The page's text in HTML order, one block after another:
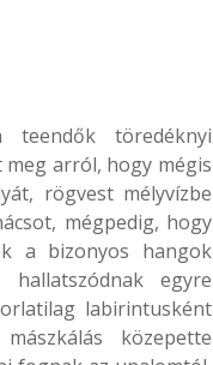
teendők töredéknyi
arról, hogy mégis
rögvest mélyvízbe
mégpedig, hogy
a bizonyos hangok
egyre
labirintusként
közepette